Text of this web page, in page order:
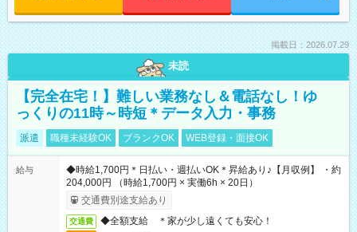
掲載日：2026.07.29
未読
【完全在宅！】難しい業務なし＆電話なし！ゆ
っくりの11時～時短＊データ入力・事務
派遣 職種未経験OK ブランクOK WEB登録・面接OK
給与
◆時給1,700円＊日払い・週払いOK＊昇給あり♪【月収例】 ・約
204,000円 （時給1,700円 × 実働6h × 20日）
交通費別途支給あり
交通費 ◆全額支給 ＊家が少し遠くても安心！